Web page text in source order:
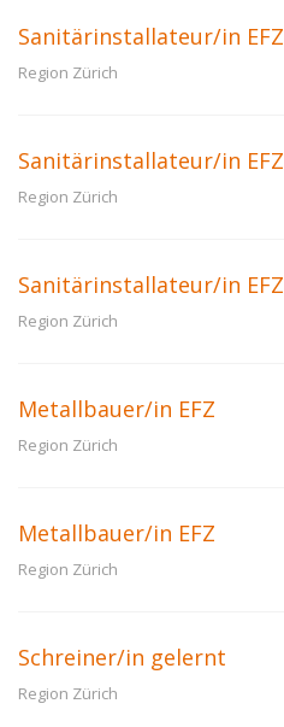
Sanitärinstallateur/in EFZ
Region Zürich
Sanitärinstallateur/in EFZ
Region Zürich
Sanitärinstallateur/in EFZ
Region Zürich
Metallbauer/in EFZ
Region Zürich
Metallbauer/in EFZ
Region Zürich
Schreiner/in gelernt
Region Zürich